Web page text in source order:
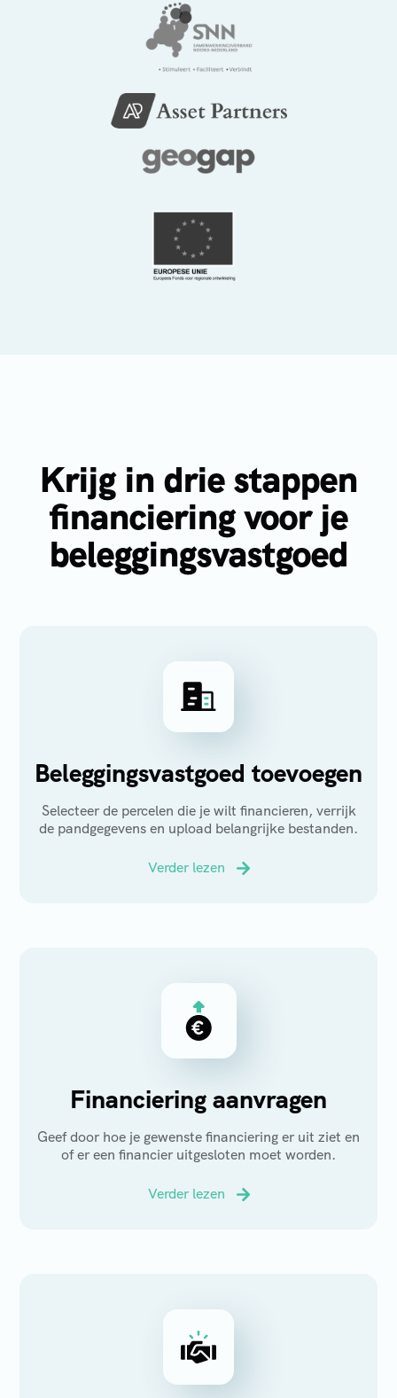
Krijg in drie stappen
financiering voor je
beleggingsvastgoed
Beleggingsvastgoed toevoegen
Selecteer de percelen die je wilt financieren, verrijk
de pandgegevens en upload belangrijke bestanden.
Verder lezen
Financiering aanvragen
Geef door hoe je gewenste financiering er uit ziet en
of er een financier uitgesloten moet worden.
Verder lezen